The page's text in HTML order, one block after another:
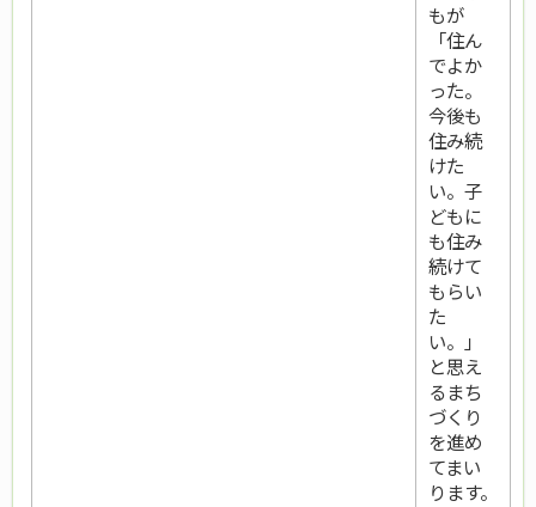
もが
「住ん
でよか
った。
今後も
住み続
けた
い。子
どもに
も住み
続けて
もらい
た
い。」
と思え
るまち
づくり
を進め
てまい
ります。